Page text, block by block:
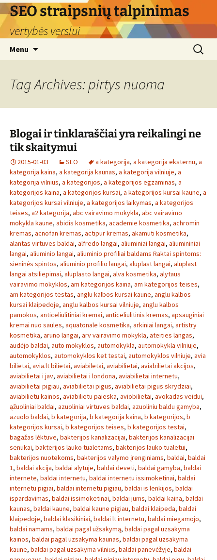
Skip
to
content
SEO straipsnių talpinimas
vertybės verslui
Menu
Search
for:
Tag Archives: pirtys nuoma
Blogai ir tinklaraščiai yra reikalingi ne
tik skaitymui
2015-01-03 SEO a kategorija, a kategorija eksternu, a
kategorija kaina, a kategorija kaunas, a kategorija vilniuje, a
kategorija vilnius, a kategorijos, a kategorijos egzaminas, a
kategorijos kaina, a kategorijos kursai, a kategorijos kursai kaune, a
kategorijos kursai vilniuje, a kategorijos laikymas, a kategorijos
teises, a2 kategorija, abc vairavimo mokykla, abc vairavimo
mokykla kaune, abidis kosmetika, academie kosmetika, achromin
kremas, acnofan kremas, actipur kremas, akamuti kosmetika,
alantas virtuves baldai, alfredo langai, aliuminiai langai, aliumininiai
langai, aliuminio langai, aliuminio profiliai baldams Raktai spintoms:
sieninės spintos, aliuminio profilio langai, aluplast langai, aluplast
langai atsiliepimai, aluplasto langai, alva kosmetika, alytaus
vairavimo mokyklos, am kategorijos kaina, am kategorijos teises,
am kategorijos testas, anglu kalbos kursai kaune, anglu kalbos
kursai klaipedoje, anglu kalbos kursai vilniuje, anglu kalbos
pamokos, anticeliulitiniai kremai, anticeliulitinis kremas, apsauginiai
kremai nuo saules, aquatonale kosmetika, arkiniai langai, artistry
kosmetika, aruno langai, arv vairavimo mokykla, ateities langas,
audėjo baldai, auto mokyklos, automokykla, automokykla vilniuje,
automokyklos, automokyklos ket testai, automokyklos vilniuje, avia
bilietai, avia.lt bilietai, aviabiletai, aviabilietai, aviabilietai akcijos,
aviabilietai i jav, aviabilietai i londona, aviabilietai internetu,
aviabilietai pigiau, aviabilietai pigus, aviabilietai pigus skrydziai,
aviabilietu kainos, aviabilietu paieska, aviobilietai, avokadas veidui,
ąžuoliniai baldai, azuoliniai virtuves baldai, azuoliniu baldu gamyba,
azuolo baldai, b kategorija, b kategorija kaina, b kategorijos, b
kategorijos kursai, b kategorijos teises, b kategorijos testai,
bagažas lėktuve, bakterijos kanalizacijai, bakterijos kanalizacijai
senukai, bakterijos lauko tualetams, bakterijos lauko tualetui,
bakterijos nuotekoms, bakterijos valymo įrenginiams, baldai, baldai
1, baldai akcija, baldai alytuje, baldai deveti, baldai gamyba, baldai
internete, baldai internetu, baldai internetu issimoketinai, baldai
internetu pigiai, baldai internetu pigiau, baldai is lenkijos, baldai
ispardavimas, baldai issimoketinai, baldai jums, baldai kaina, baldai
kaunas, baldai kaune, baldai kaune pigiau, baldai klaipeda, baldai
klaipedoje, baldai klasikiniai, baldai lt internetu, baldai miegamojo,
baldai namams, baldai pagal užsakymą, baldai pagal uzsakyma
kainos, baldai pagal uzsakyma kaunas, baldai pagal uzsakyma
kaune, baldai pagal uzsakyma vilnius, baldai panevėžyje, baldai